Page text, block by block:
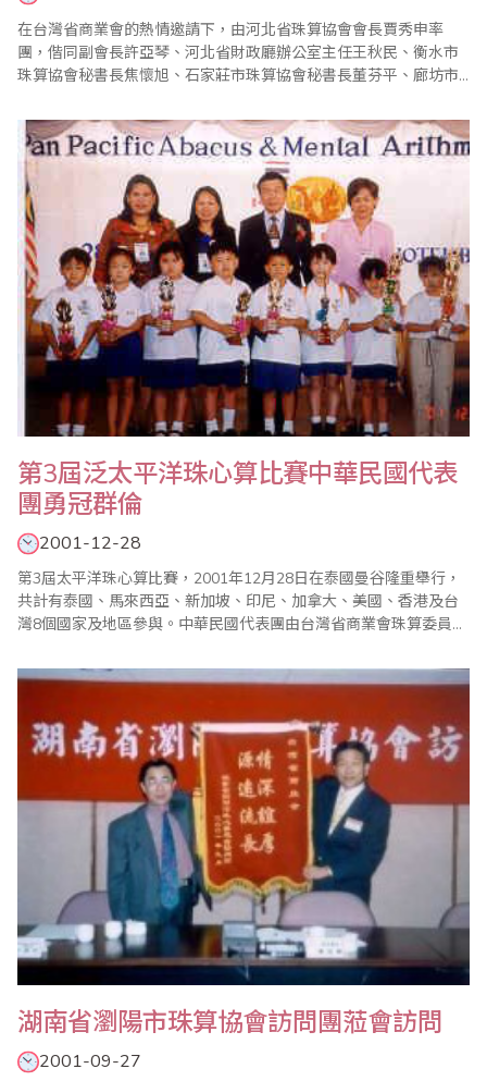
在台灣省商業會的熱情邀請下，由河北省珠算協會會長賈秀申率
團，偕同副會長許亞琴、河北省財政廳辦公室主任王秋民、衡水市
珠算協會秘書長焦懷旭、石家莊市珠算協會秘書長董芬平、廊坊市
皇島市珠算協會秘書長李文學、承德市珠算協會會長司玉和、滄州
市珠算協會會長何文奎、邢台市珠算協會會長胡朝元、唐山市珠算
協會副會長徐化榮13人，於2002年1月8日至17日來..
第3屆泛太平洋珠心算比賽中華民國代表
團勇冠群倫
2001-12-28
第3屆太平洋珠心算比賽，2001年12月28日在泰國曼谷隆重舉行，
共計有泰國、馬來西亞、新加坡、印尼、加拿大、美國、香港及台
灣8個國家及地區參與。中華民國代表團由台灣省商業會珠算委員會
劉廷春3位先生擔任顧問。另由廖正輝先生擔任本次共283人代表團
的團長。本團的組成和前兩屆雷同，在8月份舉行選手選拔賽，由於
第1屆（台北）及第2屆（吉隆坡）的成..
湖南省瀏陽市珠算協會訪問團蒞會訪問
2001-09-27